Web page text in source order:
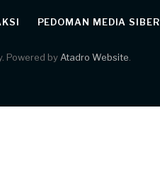
PEDOMAN MEDIA SIBER
Powered by Atadro Website